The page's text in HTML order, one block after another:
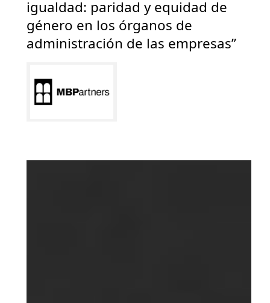
igualdad: paridad y equidad de
género en los órganos de
administración de las empresas”